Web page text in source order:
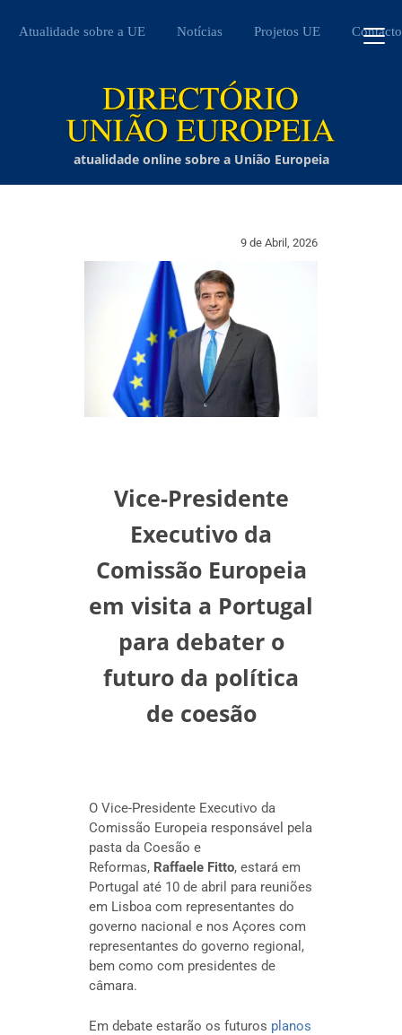
Atualidade sobre a UE Notícias Projetos UE Contacto
atualidade online sobre a União Europeia
9 de Abril, 2026
Vice-Presidente
Executivo da
Comissão Europeia
em visita a Portugal
para debater o
futuro da política
de coesão
O Vice-Presidente Executivo da
Comissão Europeia responsável pela
pasta da Coesão e
Reformas, Raffaele Fitto, estará em
Portugal até 10 de abril para reuniões
em Lisboa com representantes do
governo nacional e nos Açores com
representantes do governo regional,
bem como com presidentes de
câmara.
Em debate estarão os futuros planos